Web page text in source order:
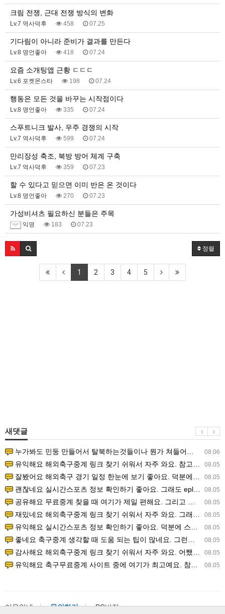
크림 전쟁, 근대 전쟁 방식의 변화
Lv.7 역사덕후 458 07.25
기다림이 아니라 준비가 결과를 만든다
Lv.8 명언좋아 418 07.24
요즘 소개팅앱 근황 ㄷㄷㄷ
Lv.6 포켓몬스타 198 07.24
행동은 모든 것을 바꾸는 시작점이다
Lv.8 명언좋아 335 07.24
스푸트니크 발사, 우주 경쟁의 시작
Lv.7 역사덕후 599 07.24
만리장성 축조, 북방 방어 체계 구축
Lv.7 역사덕후 359 07.23
할 수 있다고 믿으면 이미 반은 온 것이다
Lv.8 명언좋아 270 07.23
가성비셔츠 필요하신 분들은 주목
익명 183 07.23
정렬
1 2 3 4 5
새댓글
08.06
누가봐도 민둥 만들어서 탈북하는것들이나 뭔가 쳐들어오는 낌새를 미리 알아차리기 위함이지 저걸 전쟁준비라고 하…
08.05
유익해요 해외축구중계 링크 찾기 쉬워서 자주 와요. 참고로 무료스포츠중계 정보 확인할 때 출처 꼭 체크해요.…
08.05
잘봤어요 해외축구 경기 일정 한눈에 보기 좋아요. 덕분에 epl중계 볼 때 공식 중계 채널 먼저 찾아봐요. …
08.05
괜찮네요 실시간스포츠 정보 확인하기 좋아요. 그래도 epl중계 볼 때 공식 중계 채널 먼저 찾아봐요. 북마크…
08.05
공유해요 무료중계 찾을 때 여기가 제일 편해요. 그리고 무료스포츠중계 정보 확인할 때 출처 꼭 체크해요. 앞…
08.05
재밌네요 해외축구중계 링크 찾기 쉬워서 자주 와요. 그래서 해외축구중계도 정식 서비스로 봐야 안전해요. 다음…
08.05
유익해요 실시간스포츠 정보 확인하기 좋아요. 덕분에 스포츠중계는 합법적인 경로로만 시청하려 해요. 좋은 정보…
08.05
좋네요 축구중계 생각할 때 도움 되는 팁이 많네요. 그런데 해외축구중계도 정식 서비스로 봐야 안전해요. 다음…
08.05
감사해요 해외축구중계 링크 찾기 쉬워서 자주 와요. 어쨌든 축구무료중계도 합법적인 곳에서 봐야 마음 편해요.…
08.05
유익해요 축구무료중계 사이트 중에 여기가 최고예요. 참고로 축구무료중계도 합법적인 곳에서 봐야 마음 편해요.…
이용안내 문의하기 PC버전